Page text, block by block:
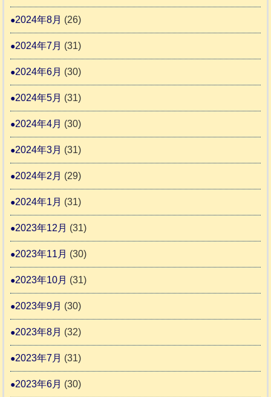
2024年8月 (26)
2024年7月 (31)
2024年6月 (30)
2024年5月 (31)
2024年4月 (30)
2024年3月 (31)
2024年2月 (29)
2024年1月 (31)
2023年12月 (31)
2023年11月 (30)
2023年10月 (31)
2023年9月 (30)
2023年8月 (32)
2023年7月 (31)
2023年6月 (30)